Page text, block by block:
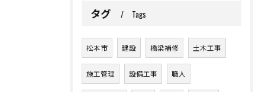
タグ Tags
松本市 建設 橋梁補修 土木工事
施工管理 設備工事 職人